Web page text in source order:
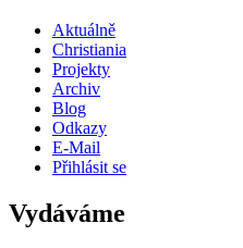
Aktuálně
Christiania
Projekty
Archiv
Blog
Odkazy
E-Mail
Přihlásit se
Vydáváme